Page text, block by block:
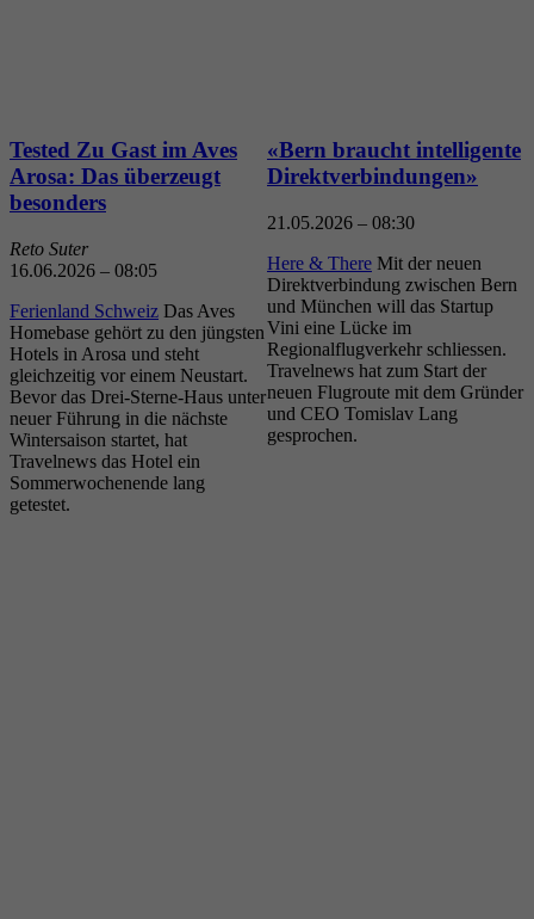
Tested Zu Gast imAves
Arosa: Das überzeugt
besonders
Reto Suter
16.06.2026 – 08:05
Ferienland Schweiz Das Aves
Homebase gehört zu den jüngsten
Hotels in Arosa und steht
gleichzeitig vor einem Neustart.
Bevor das Drei-Sterne-Haus unter
neuer Führung in die nächste
Wintersaison startet, hat
Travelnews das Hotel ein
Sommerwochenende lang
getestet.
«Bern braucht intelligente
Direktverbindungen»
21.05.2026 – 08:30
Here & There Mit der neuen
Direktverbindung zwischen Bern
und München will das Startup
Vini eine Lücke im
Regionalflugverkehr schliessen.
Travelnews hat zum Start der
neuen Flugroute mit dem Gründer
und CEO Tomislav Lang
gesprochen.